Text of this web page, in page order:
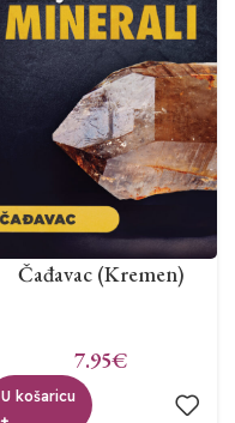
Čađavac (Kremen)
7.95€
U košaricu